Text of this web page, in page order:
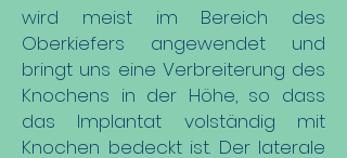
wird meist im Bereich des
Oberkiefers angewendet und
bringt uns eine Verbreiterung des
Knochens in der Höhe, so dass
das Implantat volständig mit
Knochen bedeckt ist. Der laterale